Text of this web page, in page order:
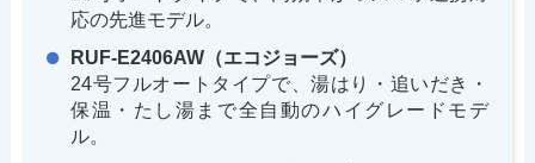
応の先進モデル。
RUF-E2406AW（エコジョーズ）
24号フルオートタイプで、湯はり・追いだき・
保温・たし湯まで全自動のハイグレードモデ
ル。